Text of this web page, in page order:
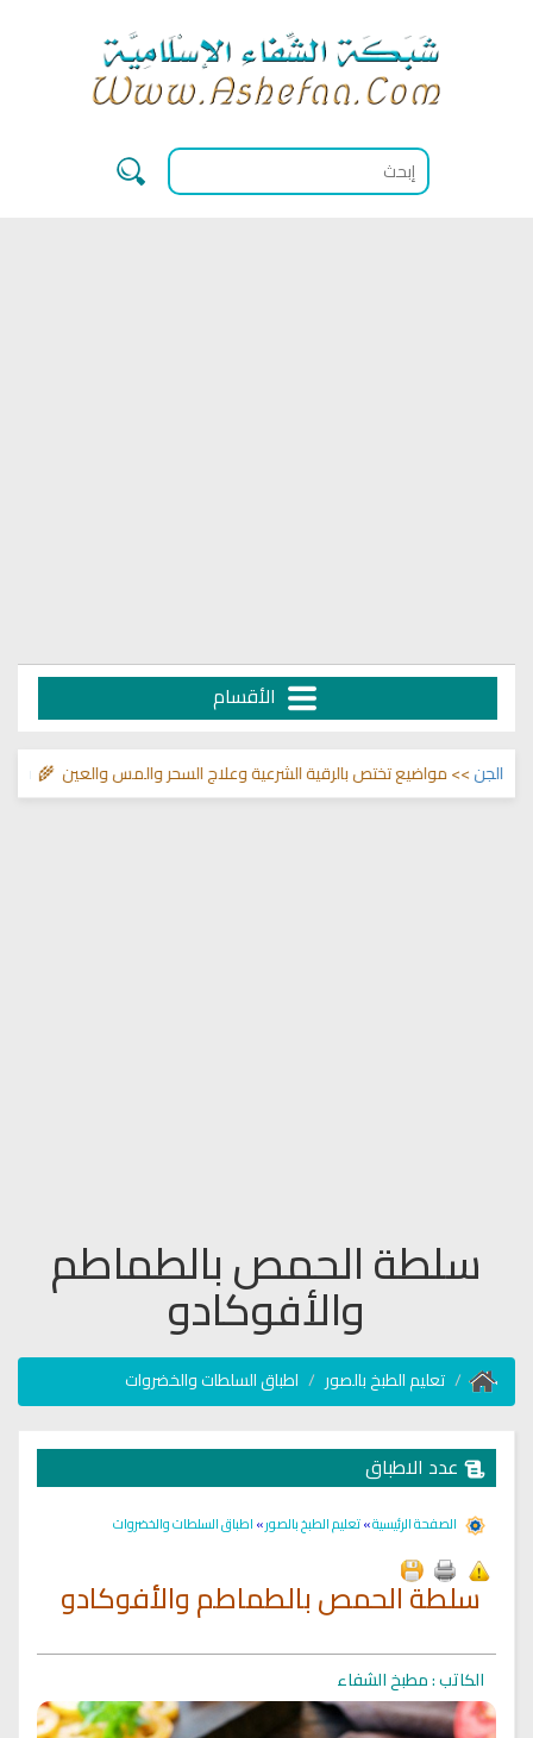
الأقسام
قناة>> مواضيع تختص بالرقية الشرعية وعلاج السحر والمس والعين 🌾
سلطة الحمص بالطماطم
والأفوكادو
تعليم الطبخ بالصور اطباق السلطات والخضروات
عدد الاطباق
الصفحة الرئيسية»تعليم الطبخ بالصور»اطباق السلطات والخضروات
سلطة الحمص بالطماطم والأفوكادو
الكاتب : مطبخ الشفاء